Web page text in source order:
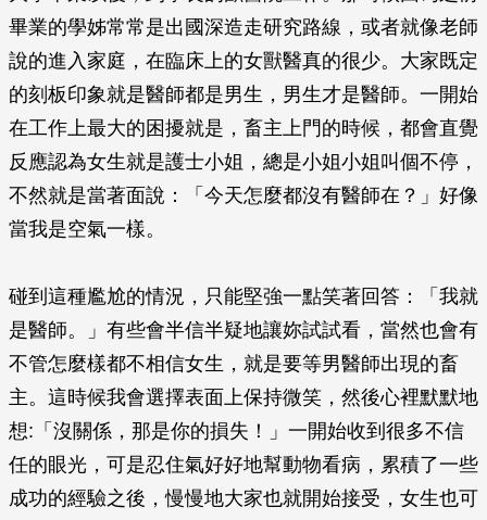
畢業的學姊常常是出國深造走研究路線，或者就像老師
說的進入家庭，在臨床上的女獸醫真的很少。大家既定
的刻板印象就是醫師都是男生，男生才是醫師。一開始
在工作上最大的困擾就是，畜主上門的時候，都會直覺
反應認為女生就是護士小姐，總是小姐小姐叫個不停，
不然就是當著面說：「今天怎麼都沒有醫師在？」好像
當我是空氣一樣。
碰到這種尷尬的情況，只能堅強一點笑著回答：「我就
是醫師。」有些會半信半疑地讓妳試試看，當然也會有
不管怎麼樣都不相信女生，就是要等男醫師出現的畜
主。這時候我會選擇表面上保持微笑，然後心裡默默地
想:「沒關係，那是你的損失！」一開始收到很多不信
任的眼光，可是忍住氣好好地幫動物看病，累積了一些
成功的經驗之後，慢慢地大家也就開始接受，女生也可